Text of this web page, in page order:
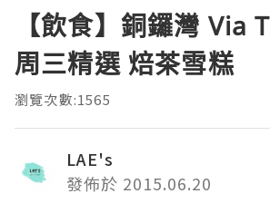
【飲食】銅鑼灣
周三精選 焙茶雪糕
瀏覽次數:1565
LAE's
發佈於 2015.06.20